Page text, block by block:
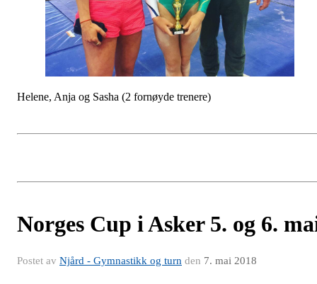
Helene, Anja og Sasha (2 fornøyde trenere)
Norges Cup i Asker 5. og 6.
Postet av Njård - Gymnastikk og turn den 7. mai 2018